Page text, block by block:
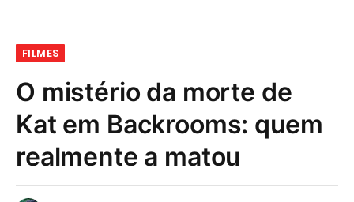
FILMES
O mistério da morte de
Kat em Backrooms: quem
realmente a matou